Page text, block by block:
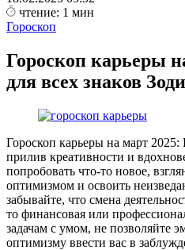
чтение: 1 мин
Гороскоп
Гороскоп карьеры
для всех знаков
Гороскоп карьеры на март
прилив креативности и
попробовать что-то новое,
оптимизмом и освоить
забывайте, что смена
то финансовая или
задачам с умом, не позволяйте
оптимизму ввести вас в